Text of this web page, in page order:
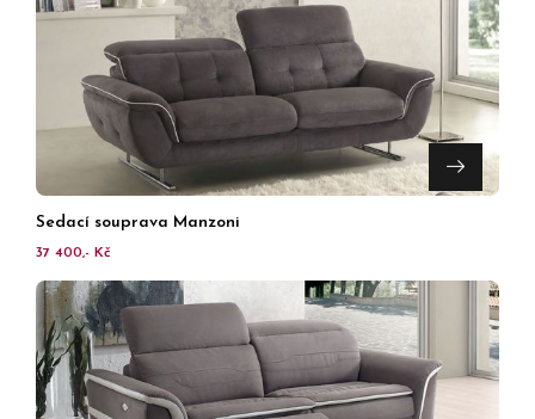
Sedací souprava Manzoni
37 400,- Kč